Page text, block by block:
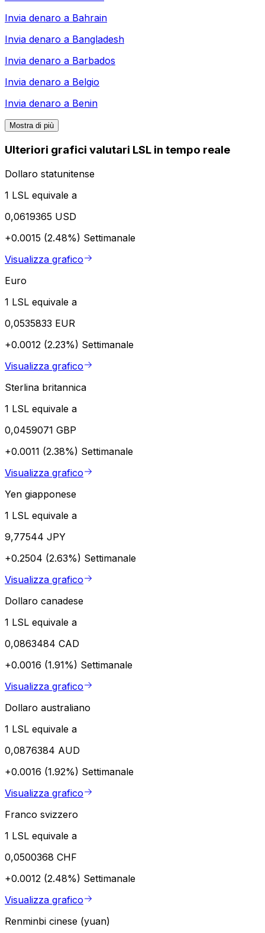
Invia denaro a Bahrain
Invia denaro a Bangladesh
Invia denaro a Barbados
Invia denaro a Belgio
Invia denaro a Benin
Mostra di più
Ulteriori grafici valutari LSL in tempo reale
Dollaro statunitense
1 LSL equivale a
0,0619365 USD
+0.0015 (2.48%) Settimanale
Visualizza grafico
Euro
1 LSL equivale a
0,0535833 EUR
+0.0012 (2.23%) Settimanale
Visualizza grafico
Sterlina britannica
1 LSL equivale a
0,0459071 GBP
+0.0011 (2.38%) Settimanale
Visualizza grafico
Yen giapponese
1 LSL equivale a
9,77544 JPY
+0.2504 (2.63%) Settimanale
Visualizza grafico
Dollaro canadese
1 LSL equivale a
0,0863484 CAD
+0.0016 (1.91%) Settimanale
Visualizza grafico
Dollaro australiano
1 LSL equivale a
0,0876384 AUD
+0.0016 (1.92%) Settimanale
Visualizza grafico
Franco svizzero
1 LSL equivale a
0,0500368 CHF
+0.0012 (2.48%) Settimanale
Visualizza grafico
Renminbi cinese (yuan)